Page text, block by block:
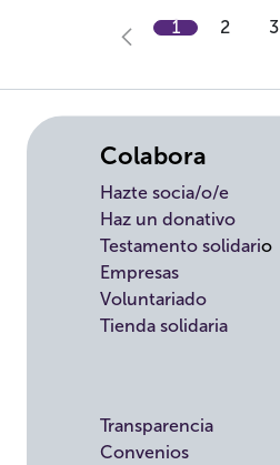
1 2 3
Transparencia
Convenios
Colabora
Hazte socia/o/e
Haz un donativo
Testamento solidario
Empresas
Voluntariado
Tienda solidaria